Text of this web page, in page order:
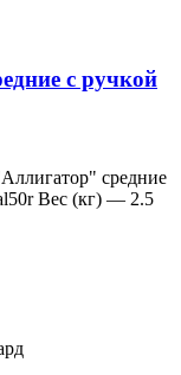
с ручкой
средние
Вес (кг) — 2.5